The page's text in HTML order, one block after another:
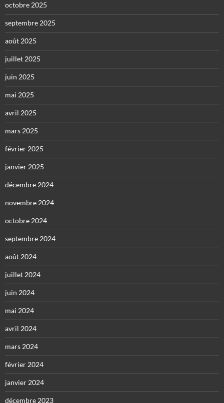
octobre 2025
septembre 2025
août 2025
juillet 2025
juin 2025
mai 2025
avril 2025
mars 2025
février 2025
janvier 2025
décembre 2024
novembre 2024
octobre 2024
septembre 2024
août 2024
juillet 2024
juin 2024
mai 2024
avril 2024
mars 2024
février 2024
janvier 2024
décembre 2023